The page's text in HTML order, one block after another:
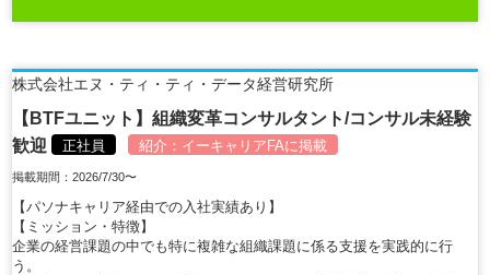
株式会社エヌ・ティ・ティ・データ経営研究所
【BTFユニット】組織変革コンサルタント/コンサル未経験
歓迎
正社員 紹介： イーキャリアFAに掲載
掲載期間：2026/7/30〜
【パソナキャリア経由での入社実績あり】
【ミッション・特徴】
企業の経営課題の中でも特に複雑な組織課題に係る支援を実践的に行
う。